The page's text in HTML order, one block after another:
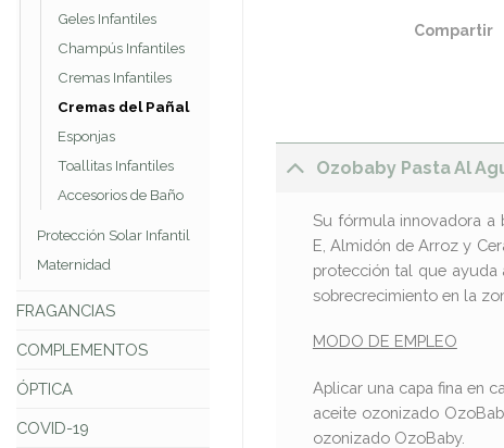
Geles Infantiles
Champús Infantiles
Cremas Infantiles
Cremas del Pañal
Esponjas
Toallitas Infantiles
Accesorios de Baño
Protección Solar Infantil
Maternidad
FRAGANCIAS
COMPLEMENTOS
ÓPTICA
COVID-19
Compartir
Ozobaby Pasta Al
Su fórmula innovadora a
E, Almidón de Arroz y
protección tal que ayuda
sobrecrecimiento en la
MODO DE EMPLEO
Aplicar una capa fina en
aceite ozonizado
ozonizado OzoBaby.